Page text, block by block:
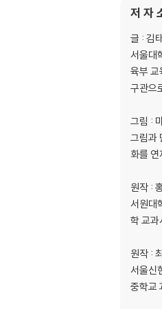
3 바다
01 해수의
*챌린저
02 해류
*무지개
03 조류
04 해양
*극한 환
05 바닷
세상을
저 자
글 : 김
서울대
육부 교
구관으
그림 :
그림과
화를 연
원작 :
서원대
학 교과
원작 :
서울신
중학교